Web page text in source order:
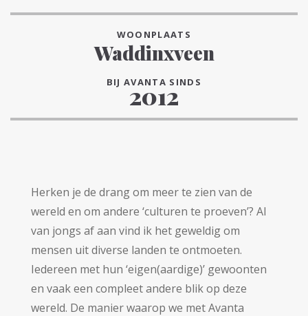
WOONPLAATS
Waddinxveen
BIJ AVANTA SINDS
2012
Herken je de drang om meer te zien van de
wereld en om andere ‘culturen te proeven’? Al
van jongs af aan vind ik het geweldig om
mensen uit diverse landen te ontmoeten.
Iedereen met hun ‘eigen(aardige)’ gewoonten
en vaak een compleet andere blik op deze
wereld. De manier waarop we met Avanta